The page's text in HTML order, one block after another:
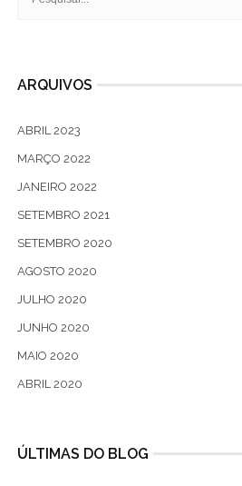
ARQUIVOS
ABRIL 2023
MARÇO 2022
JANEIRO 2022
SETEMBRO 2021
SETEMBRO 2020
AGOSTO 2020
JULHO 2020
JUNHO 2020
MAIO 2020
ABRIL 2020
ÚLTIMAS DO BLOG